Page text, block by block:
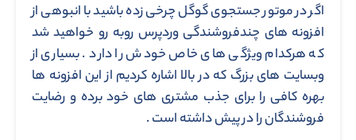
اگر در موتور جستجوی گوگل چرخی زده باشید با انبوهی از
افزونه های چندفروشندگی وردپرس روبه رو خواهید شد
که هرکدام ویژگی های خاص خودش را دارد . بسیاری از
وبسایت های بزرگ که در بالا اشاره کردیم از این افزونه ها
بهره کافی را برای جذب مشتری های خود برده و رضایت
فروشندگان را در پیش داشته است .